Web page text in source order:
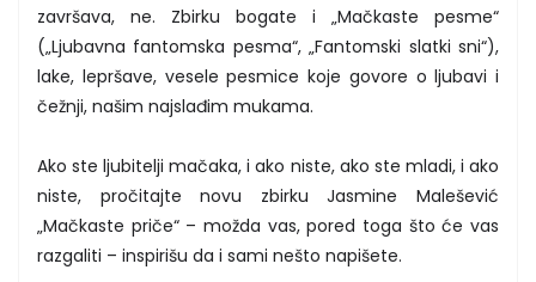
završava, ne. Zbirku bogate i „Mačkaste pesme“
(„Ljubavna fantomska pesma“, „Fantomski slatki sni“),
lake, lepršave, vesele pesmice koje govore o ljubavi i
čežnji, našim najslađim mukama.
Ako ste ljubitelji mačaka, i ako niste, ako ste mladi, i ako
niste, pročitajte novu zbirku Jasmine Malešević
„Mačkaste priče“ – možda vas, pored toga što će vas
razgaliti – inspirišu da i sami nešto napišete.